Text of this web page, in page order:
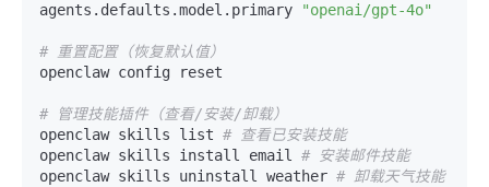
agents.defaults.model.primary
"openai/gpt-4o"
# 重置配置（恢复默认值）
openclaw config reset
# 管理技能插件（查看/安装/卸载）
openclaw skills list # 查看已安装技能
openclaw skills install email # 安装邮件技能
openclaw skills uninstall weather # 卸载天气技能